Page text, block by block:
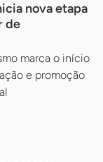
nova etapa
de
marca o início
e promoção